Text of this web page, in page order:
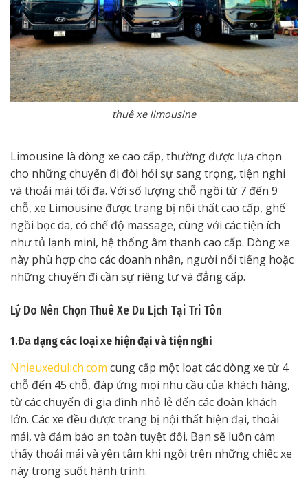
thuê xe limousine
Limousine là dòng xe cao cấp, thường được lựa chọn
cho những chuyến đi đòi hỏi sự sang trọng, tiện nghi
và thoải mái tối đa. Với số lượng chỗ ngồi từ 7 đến 9
chỗ, xe Limousine được trang bị nội thất cao cấp, ghế
ngồi bọc da, có chế độ massage, cùng với các tiện ích
như tủ lạnh mini, hệ thống âm thanh cao cấp. Dòng xe
này phù hợp cho các doanh nhân, người nổi tiếng hoặc
những chuyến đi cần sự riêng tư và đẳng cấp.
Lý Do Nên Chọn Thuê Xe Du Lịch Tại Tri Tôn
1.Đa dạng các loại xe hiện đại và tiện nghi
Nhieuxedulich.com cung cấp một loạt các dòng xe từ 4
chỗ đến 45 chỗ, đáp ứng mọi nhu cầu của khách hàng,
từ các chuyến đi gia đình nhỏ lẻ đến các đoàn khách
lớn. Các xe đều được trang bị nội thất hiện đại, thoải
mái, và đảm bảo an toàn tuyệt đối. Bạn sẽ luôn cảm
thấy thoải mái và yên tâm khi ngồi trên những chiếc xe
này trong suốt hành trình.